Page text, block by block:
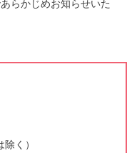
らかじめお知らせいた
く）